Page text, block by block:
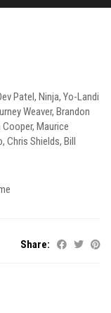
Patel, Ninja, Yo-Landi
Weaver, Brandon
Cooper, Maurice
, Chris Shields, Bill
Share: